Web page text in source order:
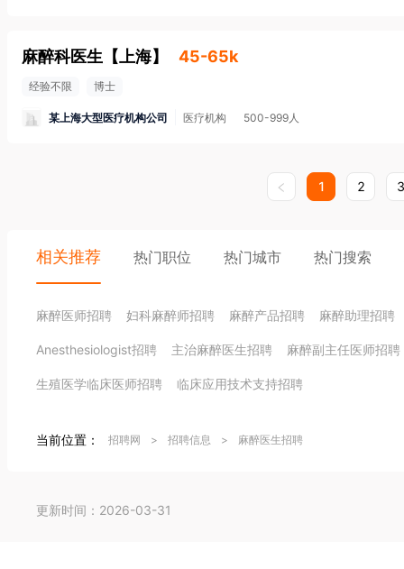
麻醉科医生 【 上海】 45-65k
经验不限 博士
某上海大型医疗机构公司 医疗机构 500-999人
1 2 3
相关推荐 热门职位 热门城市 热门搜索
麻醉医师招聘 妇科麻醉师招聘 麻醉产品招聘 麻醉助理招聘
Anesthesiologist招聘 主治麻醉医生招聘 麻醉副主任医师招聘
生殖医学临床医师招聘 临床应用技术支持招聘
当前位置： 招聘网 > 招聘信息 > 麻醉医生招聘
更新时间：2026-03-31